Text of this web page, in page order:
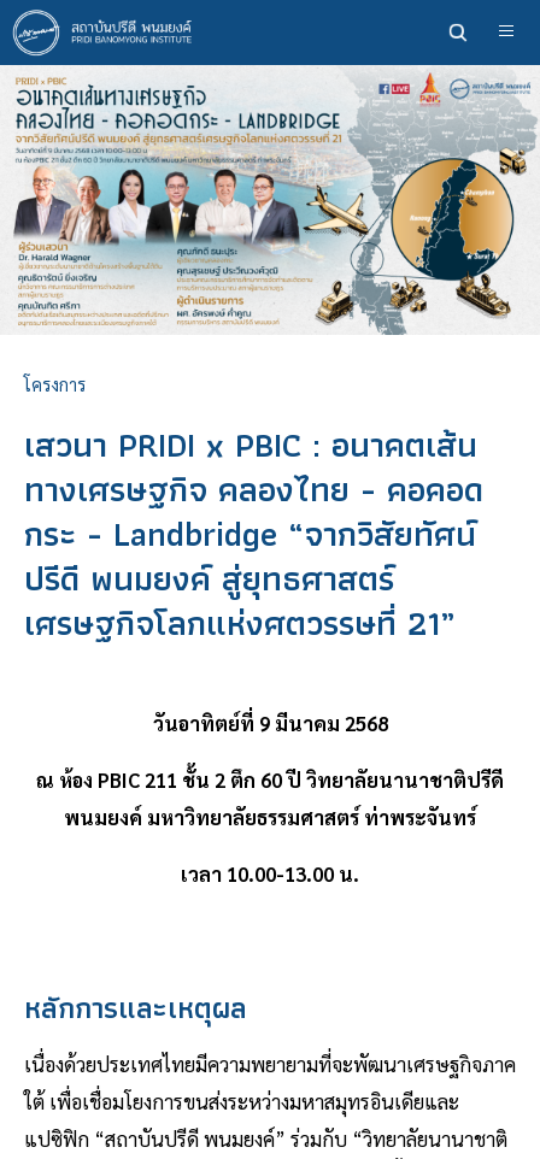
ข้าม
ไป
ยัง
เนื้อหา
หลัก
โครงการ
เสวนา PRIDI x PBIC : อนาคตเส้น
ทางเศรษฐกิจ คลองไทย - คอคอด
กระ - Landbridge “จากวิสัยทัศน์
ปรีดี พนมยงค์ สู่ยุทธศาสตร์
เศรษฐกิจโลกแห่งศตวรรษที่ 21”
วันอาทิตย์ที่ 9 มีนาคม 2568
ณ ห้อง PBIC 211 ชั้น 2 ตึก 60 ปี วิทยาลัยนานาชาติปรีดี
พนมยงค์ มหาวิทยาลัยธรรมศาสตร์ ท่าพระจันทร์
เวลา 10.00-13.00 น.
หลักการและเหตุผล
เนื่องด้วยประเทศไทยมีความพยายามที่จะพัฒนาเศรษฐกิจภาค
ใต้ เพื่อเชื่อมโยงการขนส่งระหว่างมหาสมุทรอินเดียและ
แปซิฟิก “สถาบันปรีดี พนมยงค์” ร่วมกับ “วิทยาลัยนานาชาติ